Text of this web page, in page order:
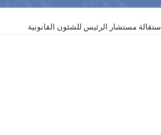
استقالة مستشار الرئيس للشئون القانونية